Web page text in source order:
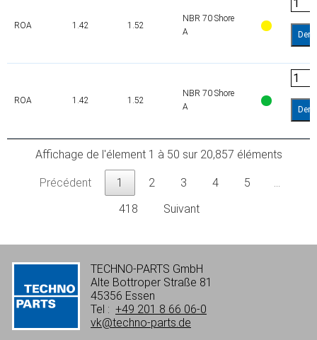
ROA 1.42 1.52
NBR 70 Shore
A
ROA 1.42 1.52
NBR 70 Shore
A
Affichage de l'élement 1 à 50 sur 20,857 éléments
Précédent 1 2 3 4 5
…
418
Suivant
TECHNO-PARTS GmbH
Alte Bottroper Straße 81
45356 Essen
Tel : +49 201 8 66 06-0
vk@techno-parts.de